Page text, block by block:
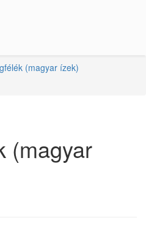
(magyar ízek)
(magyar